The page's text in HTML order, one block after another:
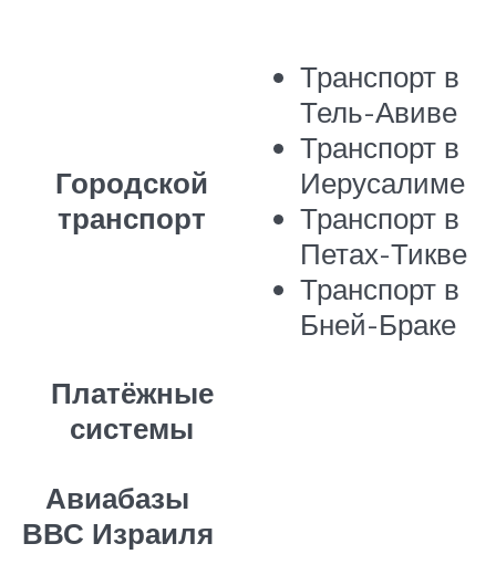
Городской
транспорт
Транспорт в
Тель-Авиве
Транспорт в
Иерусалиме
Транспорт в
Петах-Тикве
Транспорт в
Бней-Браке
Платёжные
системы
Авиабазы
ВВС Израиля